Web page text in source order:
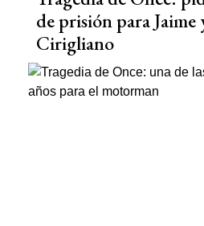
de prisión para Jaime
Cirigliano